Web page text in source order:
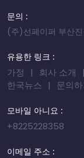
문의 :
(주)선페이퍼 부산
유용한 링크 :
가정 회사 소개
한국뉴스
문의
모바일 아니요 :
+8225228358
이메일 주소 :